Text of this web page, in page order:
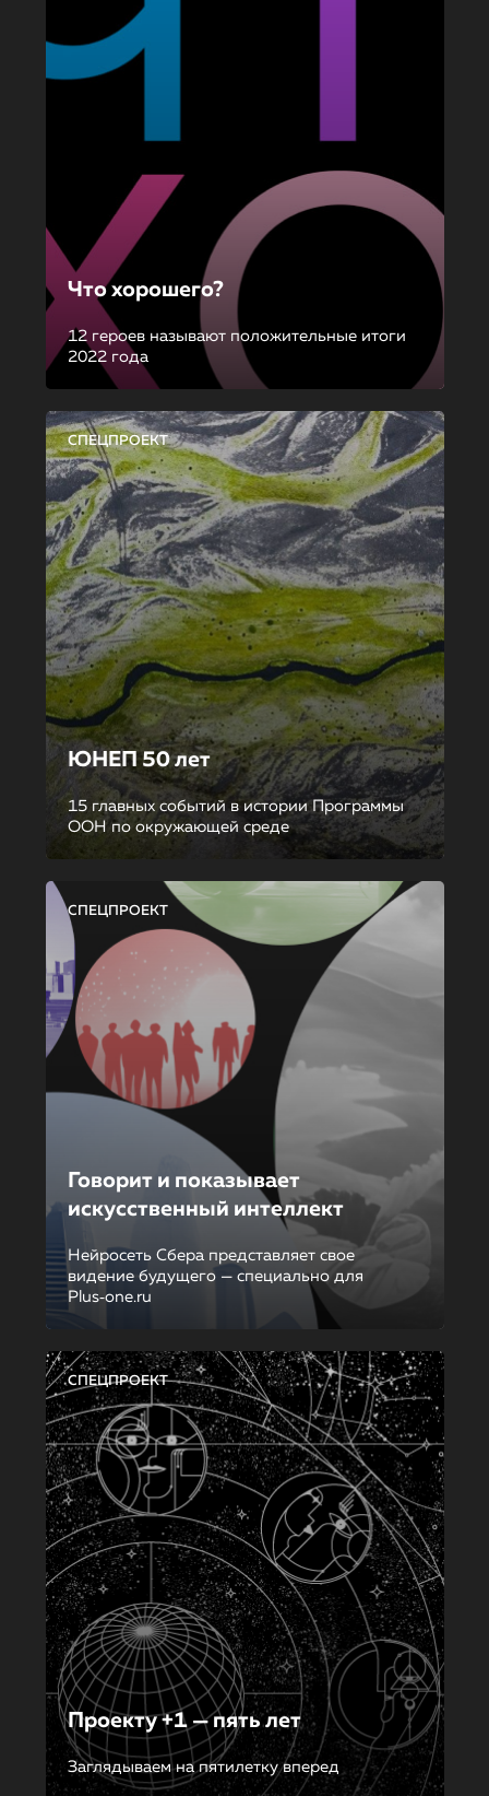
Что хорошего?
12 героев называют положительные итоги
2022 года
СПЕЦПРОЕКТ
ЮНЕП 50 лет
15 главных событий в истории Программы
ООН по окружающей среде
СПЕЦПРОЕКТ
Говорит и показывает
искусственный интеллект
Нейросеть Сбера представляет свое
видение будущего — специально для
Plus‑one.ru
СПЕЦПРОЕКТ
Проекту +1 — пять лет
Заглядываем на пятилетку вперед